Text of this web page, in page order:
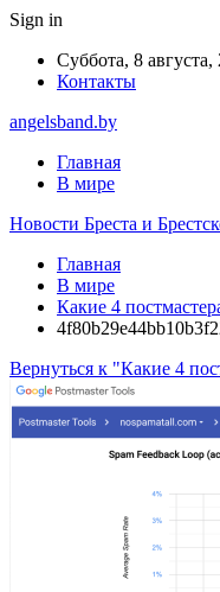
Sign in
Суббота, 8 августа,
Контакты
angelsband.by
Главная
В мире
Новости Бреста и
Главная
В мире
Какие 4
Вернуться к "Какие 4